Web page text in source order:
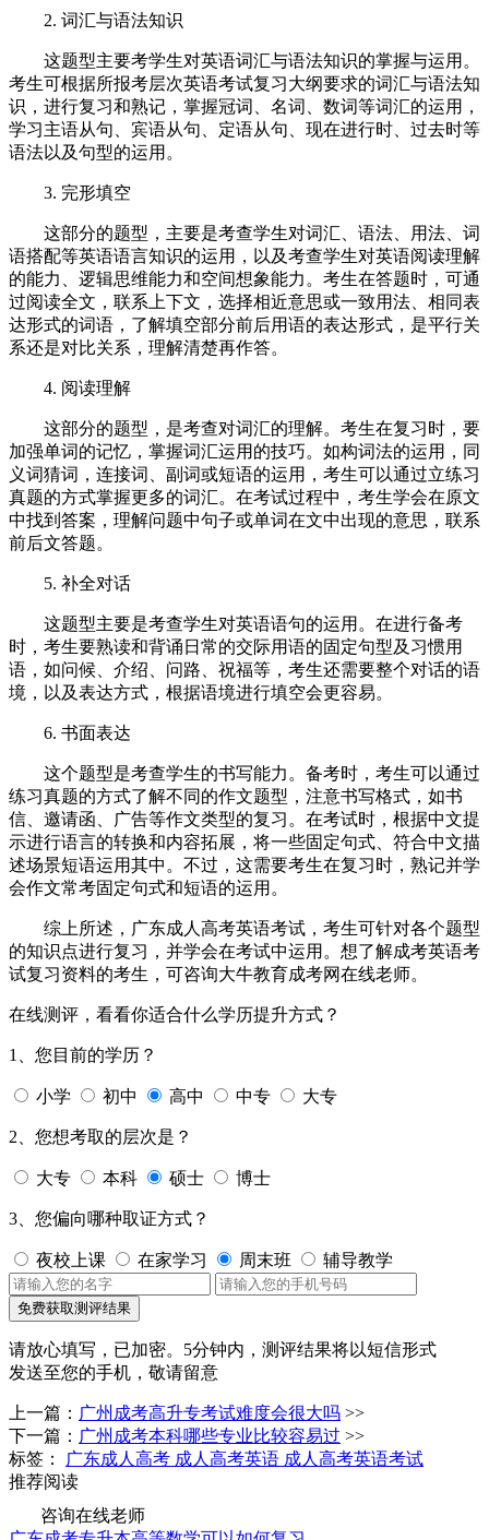
2. 词汇与语法知识
这题型主要考学生对英语词汇与语法知识的掌握与运用。
考生可根据所报考层次英语考试复习大纲要求的词汇与语法知
识，进行复习和熟记，掌握冠词、名词、数词等词汇的运用，
学习主语从句、宾语从句、定语从句、现在进行时、过去时等
语法以及句型的运用。
3. 完形填空
这部分的题型，主要是考查学生对词汇、语法、用法、词
语搭配等英语语言知识的运用，以及考查学生对英语阅读理解
的能力、逻辑思维能力和空间想象能力。考生在答题时，可通
过阅读全文，联系上下文，选择相近意思或一致用法、相同表
达形式的词语，了解填空部分前后用语的表达形式，是平行关
系还是对比关系，理解清楚再作答。
4. 阅读理解
这部分的题型，是考查对词汇的理解。考生在复习时，要
加强单词的记忆，掌握词汇运用的技巧。如构词法的运用，同
义词猜词，连接词、副词或短语的运用，考生可以通过立练习
真题的方式掌握更多的词汇。在考试过程中，考生学会在原文
中找到答案，理解问题中句子或单词在文中出现的意思，联系
前后文答题。
5. 补全对话
这题型主要是考查学生对英语语句的运用。在进行备考
时，考生要熟读和背诵日常的交际用语的固定句型及习惯用
语，如问候、介绍、问路、祝福等，考生还需要整个对话的语
境，以及表达方式，根据语境进行填空会更容易。
6. 书面表达
这个题型是考查学生的书写能力。备考时，考生可以通过
练习真题的方式了解不同的作文题型，注意书写格式，如书
信、邀请函、广告等作文类型的复习。在考试时，根据中文提
示进行语言的转换和内容拓展，将一些固定句式、符合中文描
述场景短语运用其中。不过，这需要考生在复习时，熟记并学
会作文常考固定句式和短语的运用。
综上所述，广东成人高考英语考试，考生可针对各个题型
的知识点进行复习，并学会在考试中运用。想了解成考英语考
试复习资料的考生，可咨询大牛教育成考网在线老师。
在线测评，看看你适合什么学历提升方式？
1、您目前的学历？
小学 初中 高中 中专 大专
2、您想考取的层次是？
大专 本科 硕士 博士
3、您偏向哪种取证方式？
夜校上课 在家学习 周末班 辅导教学
免费获取测评结果
请放心填写，已加密。 5分钟内，测评结果将以短信形式
发送至您的手机，敬请留意
上一篇： 广州成考高升专考试难度会很大吗 >>
下一篇： 广州成考本科哪些专业比较容易过 >>
标签：
广东成人高考 成人高考英语 成人高考英语考试
推荐阅读
咨询在线老师